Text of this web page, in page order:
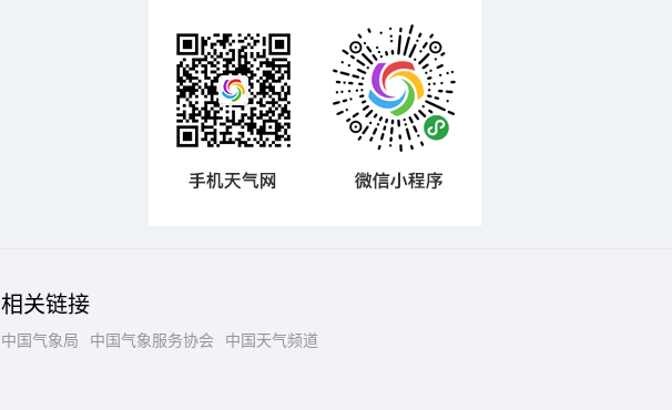
相关链接
中国气象局 中国气象服务协会 中国天气频道